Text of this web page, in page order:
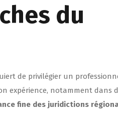
du
de privilégier un
expérience, notamment dans
fine des juridictions